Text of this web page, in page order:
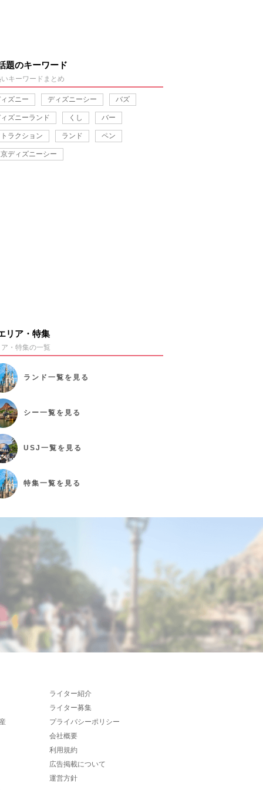
題のキーワード
キーワードまとめ
ズニー ディズニーシー バズ
ズニーランド くし バー
ラクション ランド ペン
ディズニーシー
リア・特集
・特集の一覧
ランド 一覧を見る
シー一覧を見る
USJ 一覧を見る
特集一覧を見る
ライター紹介
ライター募集
プライバシーポリシー
会社概要
利用規約
広告掲載について
運営方針